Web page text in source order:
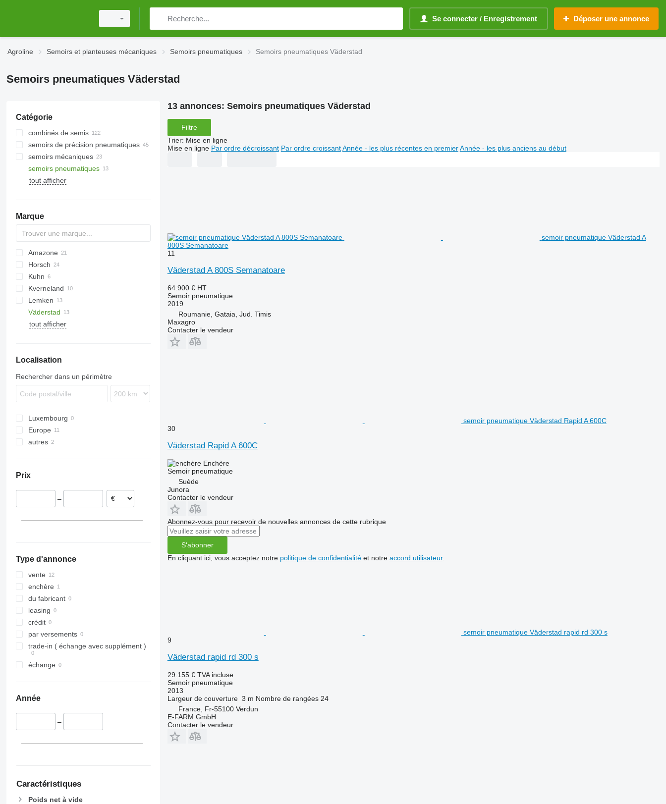
Se connecter / Enregistrement Déposer une annonce
Agroline Semoirs et planteuses mécaniques Semoirs pneumatiques Semoirs pneumatiques Väderstad
Semoirs pneumatiques Väderstad
Catégorie
combinés de semis
semoirs de précision pneumatiques
semoirs mécaniques
semoirs pneumatiques
tout afficher
Marque
DA
Amazone
AD
Cataya
Centaya
Cirrus
Citan
D-series
KW
Double
Fargo
Green Plains
Multisem
8
Olimpia
NTA
YP
Horsch
Avatar
Express
Focus
Maestro
Maistro
Sprinter
6M
740A
750
Kuhn
Sitera
Venta
Kverneland
Accord
Optima
U-Drill
Lemken
Azurit
Solitair
555
NG
Xeos
SPM
ZB
Väderstad
Rapid
Rapid 800
tout afficher
Localisation
Rechercher dans un périmètre
Luxembourg
Europe
Allemagne
Lituanie
Lettonie
autres
Prix
–
Type d'annonce
vente
enchère
du fabricant
leasing
crédit
par versements
trade-in ( échange avec supplément )
échange
Année
–
Caractéristiques
Poids net à vide
13 annonces: Semoirs pneumatiques Väderstad
Filtre
Trier: Mise en ligne
Mise en ligne Par ordre décroissant Par ordre croissant Année - les plus récentes en premier Année - les plus anciens au début
semoir pneumatique Väderstad A
800S Semanatoare
11
Väderstad A 800S Semanatoare
64.900 € HT
Semoir pneumatique
2019
Roumanie, Gataia, Jud. Timis
Maxagro
Contacter le vendeur
semoir pneumatique Väderstad Rapid A 600C
30
Väderstad Rapid A 600C
Enchère
Semoir pneumatique
Suède
Junora
Contacter le vendeur
Abonnez-vous pour recevoir de nouvelles annonces de cette rubrique
S'abonner
En cliquant ici, vous acceptez notre politique de confidentialitéet notre accord utilisateur.
semoir pneumatique Väderstad rapid rd 300 s
9
Väderstad rapid rd 300 s
29.155 € TVA incluse
Semoir pneumatique
2013
Largeur de couverture 3 m Nombre de rangées 24
France, Fr-55100 Verdun
E-FARM GmbH
Contacter le vendeur